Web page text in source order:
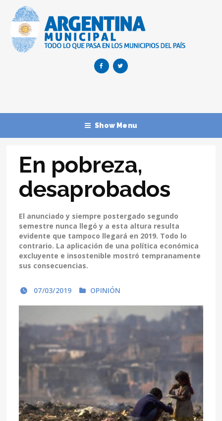
Show Menu
En pobreza,
desaprobados
El anunciado y siempre postergado segundo
semestre nunca llegó y a esta altura resulta
evidente que tampoco llegará en 2019. Todo lo
contrario. La aplicación de una política económica
excluyente e insostenible mostró tempranamente
sus consecuencias.
07/03/2019 OPINIÓN